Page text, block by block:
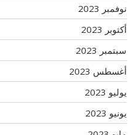
نوفمبر 2023
أكتوبر 2023
سبتمبر 2023
أغسطس 2023
يوليو 2023
يونيو 2023